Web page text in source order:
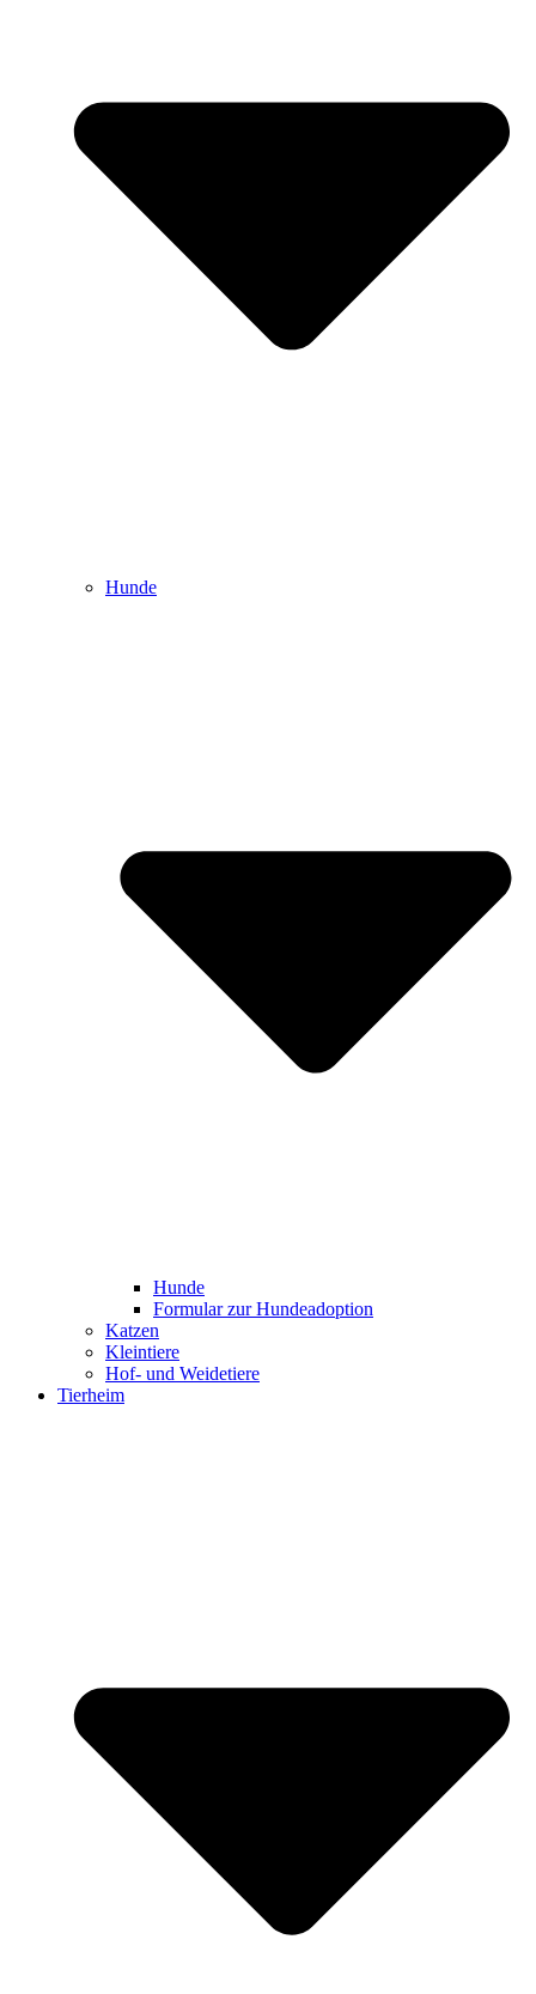
Hunde
Hunde
Formular zur Hundeadoption
Katzen
Kleintiere
Hof- und Weidetiere
Tierheim